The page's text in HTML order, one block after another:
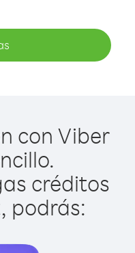
con Viber
créditos
podrás: